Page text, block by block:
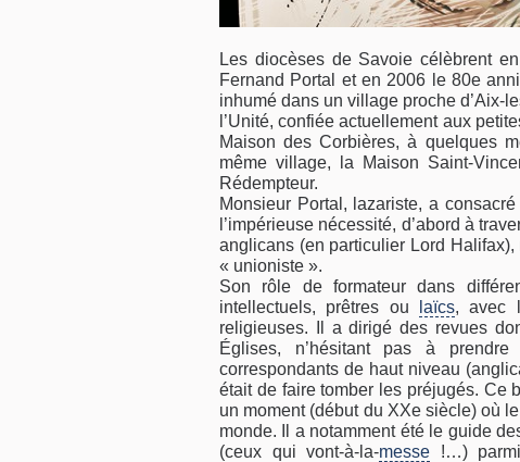
Les diocèses de Savoie célèbrent
Fernand Portal et en 2006 le 80e
inhumé dans un village proche d’Aix-
l’Unité, confiée actuellement aux
Maison des Corbières, à quelques
même village, la Maison Saint-
Rédempteur.
Monsieur Portal, lazariste, a
l’impérieuse nécessité, d’abord à
anglicans (en particulier Lord
« unioniste ».
Son rôle de formateur dans
intellectuels, prêtres ou
laïcs, avec
religieuses. Il a dirigé des revues
Églises, n’hésitant pas à
correspondants de haut niveau
était de faire tomber les préjugés. Ce
un moment (début du XXe siècle) où
monde. Il a notamment été le guide
(ceux qui vont-à-la-messe !…)